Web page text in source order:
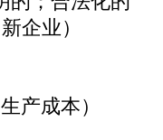
新企业）
产成本）